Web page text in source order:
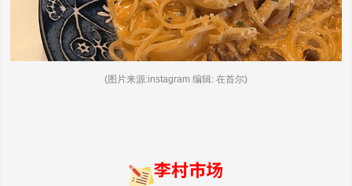
(图片来源:instagram 编辑: 在首尔)
李村市场